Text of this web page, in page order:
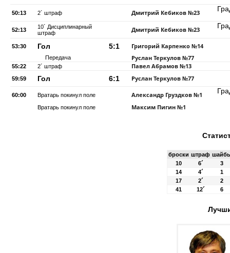
50:13 2´ штраф Дмитрий Кебиков №23
52:13
10´ Дисциплинарный
штраф
Дмитрий Кебиков №23
53:30 Гол 5:1 Григорий Карпенко №14
Передача Руслан Теркулов №77
55:22 2´ штраф Павел Абрамов №13
59:59 Гол 6:1 Руслан Теркулов №77
60:00 Вратарь покинул поле Александр Груздков №1
Вратарь покинул поле Максим Пигин №1
броски штраф
10
6´
3
14
4´
1
17
2´
2
41
12´ 6